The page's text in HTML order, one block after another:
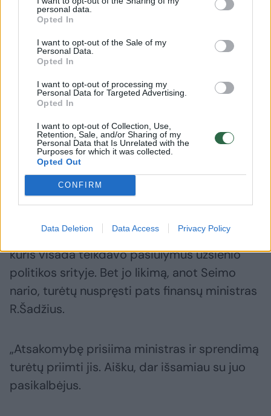
personal data.
Opted In
I want to opt-out of the Sale of my
Personal Data.
Opted In
I want to opt-out of processing my
Personal Data for Targeted Advertising.
Opted In
I want to opt-out of Collection, Use,
Retention, Sale, and/or Sharing of my
Personal Data that Is Unrelated with the
Purposes for which it was collected.
Opted Out
CONFIRM
Data Deletion Data Access Privacy Policy
Remigijus Motuzas, lietuvos ambasadorius rusijoje,
ambasadorius
D.Umbraso nuotr.
kaip „labai inteligentišką ir protingą žmogų“,
kuris visada teikdavo pasiūlymus užsienio
politikos srityje. Bet jo likimą, anot Seimo
nario, turėtų nuspręsti pats finansų ministras
R.Šadžius.
„Atsakomybę prisiima ministras ir sprendimą
turėtų priimti jis. Aišku, dar išsamiau su juo
pasikalbėjus.